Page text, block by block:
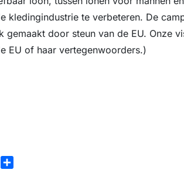
kledingindustrie te verbeteren. De
gemaakt door steun van de EU. Onze
EU of haar vertegenwoorders.)